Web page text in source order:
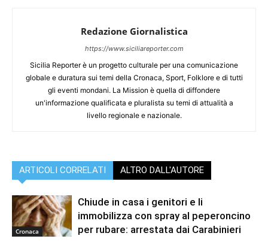
Redazione Giornalistica
https://www.siciliareporter.com
Sicilia Reporter è un progetto culturale per una comunicazione
globale e duratura sui temi della Cronaca, Sport, Folklore e di tutti
gli eventi mondani. La Mission è quella di diffondere
un'informazione qualificata e pluralista su temi di attualità a
livello regionale e nazionale.
ARTICOLI CORRELATI ALTRO DALL'AUTORE
Cronaca
Chiude in casa i genitori e li
immobilizza con spray al peperoncino
per rubare: arrestata dai Carabinieri